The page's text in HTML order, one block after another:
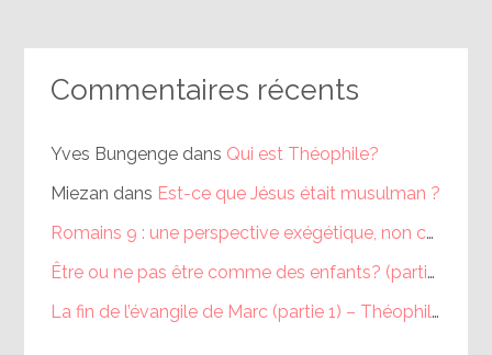
Commentaires récents
Yves Bungengedans Qui est Théophile?
Miezan dans Est-ce que Jésus était musulman ?
Romains 9 : une perspective exégétique, non calviniste (partie 1) – Théophile
Être ou ne pas être comme des enfants? (partie 1) – Théophile
La fin de l’évangile de Marc (partie 1) – Théophile